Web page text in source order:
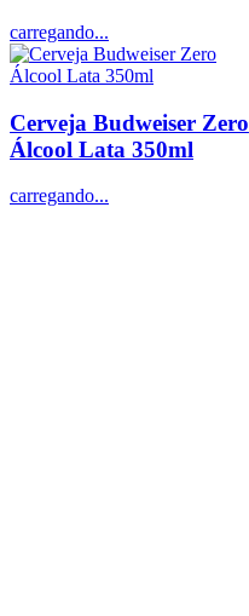
carregando...
Cerveja Budweiser Zero
Álcool Lata 350ml
carregando...